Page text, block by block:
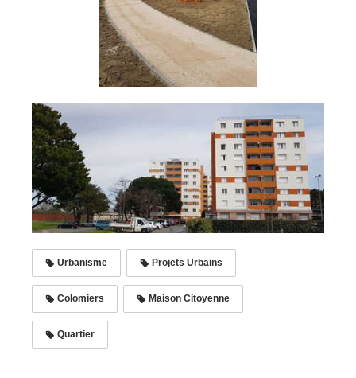
Urbanisme Projets Urbains
Colomiers Maison Citoyenne
Quartier